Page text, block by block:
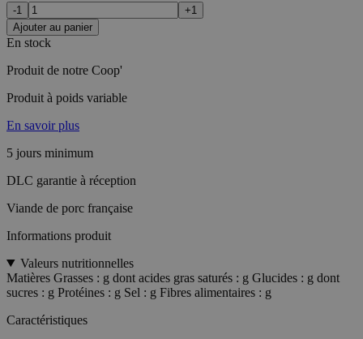
-1
+1
Ajouter au panier
En stock
Produit de notre Coop'
Produit à poids variable
En savoir plus
5 jours minimum
DLC garantie à réception
Viande de porc française
Informations produit
Valeurs nutritionnelles
Matières Grasses : g dont acides gras saturés : g Glucides : g dont
sucres : g Protéines : g Sel : g Fibres alimentaires : g
Caractéristiques